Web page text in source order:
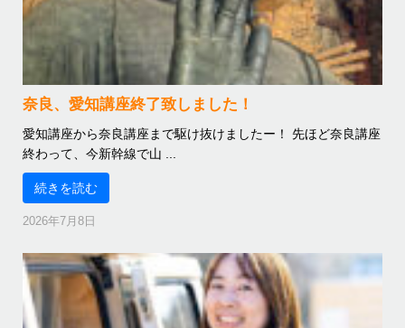
奈良、愛知講座終了致しました！
愛知講座から奈良講座まで駆け抜けましたー！ 先ほど奈良講座
終わって、今新幹線で山 ...
続きを読む
2026年7月8日